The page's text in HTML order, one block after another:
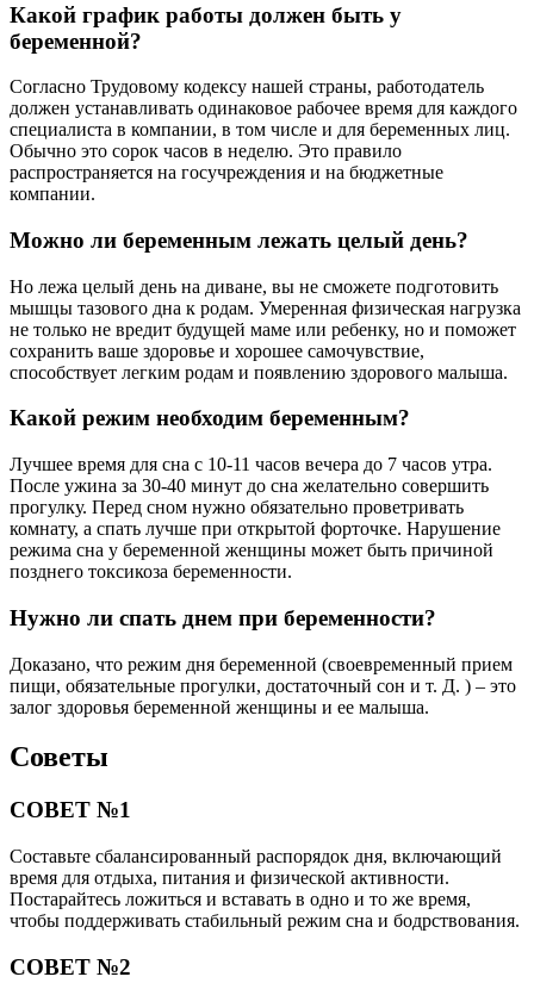
Какой график работы должен быть у
беременной?
Согласно Трудовому кодексу нашей страны, работодатель
должен устанавливать одинаковое рабочее время для каждого
специалиста в компании, в том числе и для беременных лиц.
Обычно это сорок часов в неделю. Это правило
распространяется на госучреждения и на бюджетные
компании.
Можно ли беременным лежать целый день?
Но лежа целый день на диване, вы не сможете подготовить
мышцы тазового дна к родам. Умеренная физическая нагрузка
не только не вредит будущей маме или ребенку, но и поможет
сохранить ваше здоровье и хорошее самочувствие,
способствует легким родам и появлению здорового малыша.
Какой режим необходим беременным?
Лучшее время для сна с 10-11 часов вечера до 7 часов утра.
После ужина за 30-40 минут до сна желательно совершить
прогулку. Перед сном нужно обязательно проветривать
комнату, а спать лучше при открытой форточке. Нарушение
режима сна у беременной женщины может быть причиной
позднего токсикоза беременности.
Нужно ли спать днем при беременности?
Доказано, что режим дня беременной (своевременный прием
пищи, обязательные прогулки, достаточный сон и т. Д. ) – это
залог здоровья беременной женщины и ее малыша.
Советы
СОВЕТ №1
Составьте сбалансированный распорядок дня, включающий
время для отдыха, питания и физической активности.
Постарайтесь ложиться и вставать в одно и то же время,
чтобы поддерживать стабильный режим сна и бодрствования.
СОВЕТ №2